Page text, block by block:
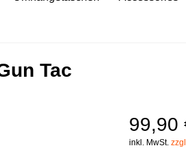
Tac
99,90
inkl. MwSt.